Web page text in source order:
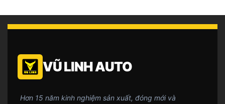
VŨ LINH AUTO
Hơn 15 năm kinh nghiệm sản xuất, đóng mới và